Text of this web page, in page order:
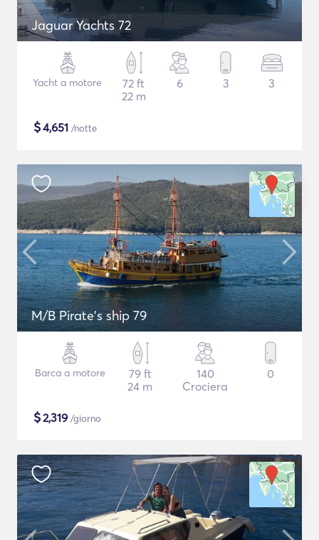
Jaguar Yachts 72
Yacht a motore
72 ft
22 m
6 3 3
$4,651 /notte
M/B Pirate's ship 79
Barca a motore
79 ft
24 m
140
Crociera
0
$2,319 /giorno